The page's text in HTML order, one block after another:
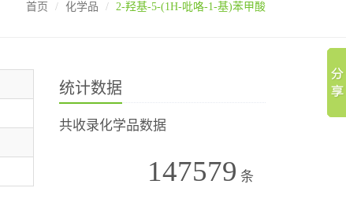
首页 化学品 2-羟基-5-(1H-吡咯-1-基)苯甲酸
统计数据
共收录化学品数据
147579 条